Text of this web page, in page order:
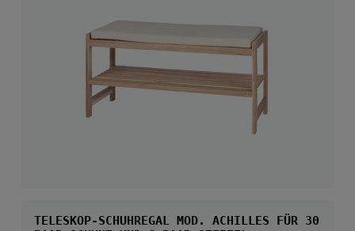
TELESKOP-SCHUHREGAL MOD. ACHILLES FÜR 30